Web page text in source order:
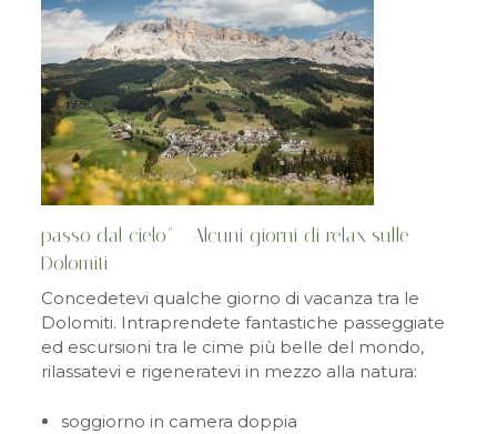
passo dal cielo" - Alcuni giorni di relax sulle
Dolomiti
Concedetevi qualche giorno di vacanza tra le
Dolomiti. Intraprendete fantastiche passeggiate
ed escursioni tra le cime più belle del mondo,
rilassatevi e rigeneratevi in mezzo alla natura:
soggiorno in camera doppia